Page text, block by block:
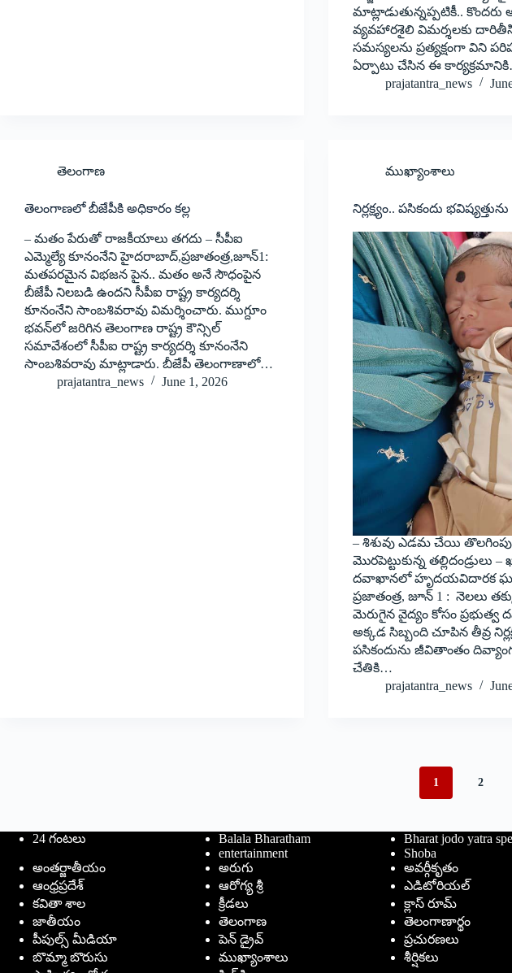
మాట్లాడుతున్నప్పటికీ.. కొందరు
వ్యవహారశైలి విమర్శలకు
సమస్యలను ప్రత్యక్షంగా విని
ఏర్పాటు చేసిన ఈ
prajatantra_news
తెలంగాణ
తెలంగాణలో బీజేపీకి అధికారం కల్ల
– మతం పేరుతో రాజకీయాలు తగదు – సీపీఐ
ఎమ్మెల్యే కూనంనేని హైదరాబాద్‌,‌ప్రజాతంత్ర,జూన్‌1:
‌మతపరమైన విభజన పైన.. మతం అనే సౌధంపైన
బీజేపీ నిలబడి ఉందని సీపీఐ రాష్ట్ర కార్యదర్శి
కూనంనేని సాంబశివరావు విమర్శించారు. ముగ్దూం
భవన్‌లో జరిగిన తెలంగాణ రాష్ట్ర కౌన్సిల్‌
‌సమావేశంలో సీపీఐ రాష్ట్ర కార్యదర్శి కూనంనేని
సాంబశివరావు మాట్లాడారు. బీజేపీ తెలంగాణాలో…
prajatantra_news
June 1, 2026
ముఖ్యాంశాలు
నిర్లక్ష్యం.. పసికందు
– శిశువు ఎడమ చేయి తొలగింపు –
మొరపెట్టుకున్న తల్లిదండ్రులు –
ద‌వాఖాన‌లో హృద‌య‌విదార‌క‌
ప్రజాతంత్ర, జూన్ 1 : నెలలు
మెరుగైన వైద్యం కోసం ప్రభుత్వ
అక్కడ సిబ్బంది చూపిన తీవ్ర
పసికందును జీవితాంతం
చేతికి…
prajatantra_news
1 2
24 గంటలు Balala Bharatham Bharat jodo yatra
entertainment
Shoba
అంతర్జాతీయం
అరుగు అవర్గీకృతం
ఆంధ్రప్రదేశ్
ఆరోగ్య శ్రీ ఎడిటోరియల్
కవితా శాల
క్రీడలు క్లాస్ రూమ్
జాతీయం
తెలంగాణ తెలంగాణార్థం
పీపుల్స్ ‌మీడియా
పెన్ డ్రైవ్ ప్రచురణలు
బొమ్మా బొరుసు
ముఖ్యాంశాలు శీర్షికలు